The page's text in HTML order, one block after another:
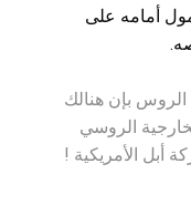
أمامه على
بإن هنالك
الروسي
أبل الأمريكية !